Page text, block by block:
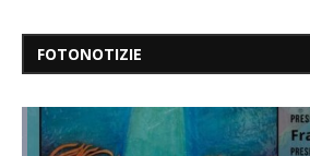
FOTONOTIZIE